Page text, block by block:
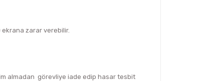
ekrana zarar verebilir.
almadan görevliye iade edip hasar tesbit